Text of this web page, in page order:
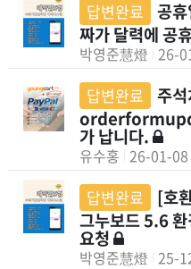
답변완료
공
짜가 달력에 공
박영준慧燈 26-
답변완료
주
가 납니다.
유수홍 26-01-08
답변완료
[호
그누보드 5.6 환
요청
박영준慧燈 25-